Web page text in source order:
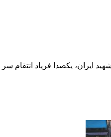
ایران، یکصدا فریاد